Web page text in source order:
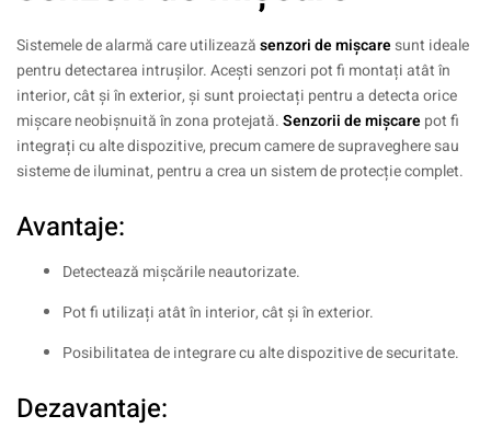
Sistemele de alarmă care utilizeazăsenzori de mișcaresunt ideale
pentru detectarea intrușilor. Acești senzori pot fi montați atât în
interior, cât și în exterior, și sunt proiectați pentru a detecta orice
mișcare neobișnuită în zona protejată.Senzorii de mișcare pot fi
integrați cu alte dispozitive, precum camere de supraveghere sau
sisteme de iluminat, pentru a crea un sistem de protecție complet.
Avantaje:
Detectează mișcările neautorizate.
Pot fi utilizați atât în interior, cât și în exterior.
Posibilitatea de integrare cu alte dispozitive de securitate.
Dezavantaje: